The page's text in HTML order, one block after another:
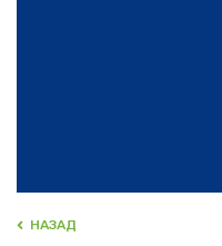
HАЗАД